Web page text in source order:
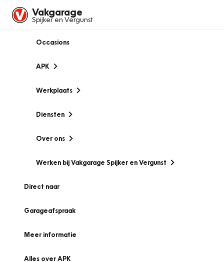
Vakgarage
Spijker en Vergunst
Occasions
APK
Werkplaats
Diensten
Over ons
Werken bij Vakgarage Spijker en Vergunst
Direct naar
Garageafspraak
Meer informatie
Alles over APK